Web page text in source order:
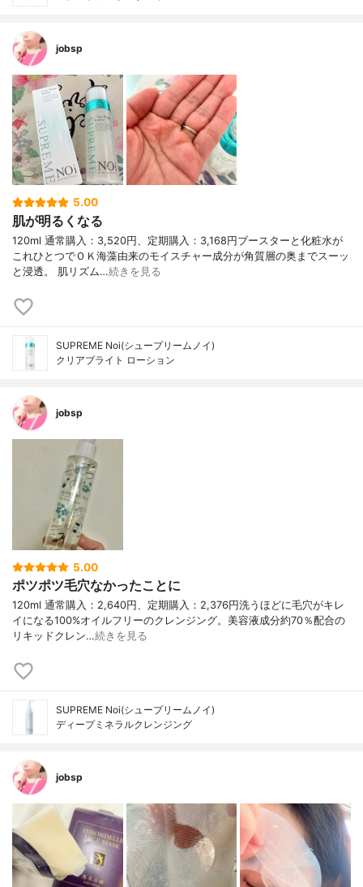
jobsp
5.00
肌が明るくなる
120ml 通常購入：3,520円、定期購入：3,168円ブースターと化粧水が
これひとつでＯＫ海藻由来のモイスチャー成分が角質層の奥までスーッ
と浸透。 肌リズム…続きを見る
SUPREME Noi(シュープリームノイ)
クリアブライト ローション
jobsp
5.00
ポツポツ毛穴なかったことに
120ml 通常購入：2,640円、定期購入：2,376円洗うほどに毛穴がキレ
イになる100%オイルフリーのクレンジング。美容液成分約70％配合の
リキッドクレン…続きを見る
SUPREME Noi(シュープリームノイ)
ディープミネラルクレンジング
jobsp